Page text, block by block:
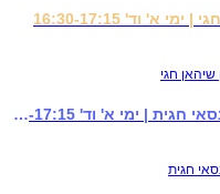
2026 קראטה מתקדם ילדים (4-6) - סנסאי חגית | ימי א' וד' 16:30-17:15